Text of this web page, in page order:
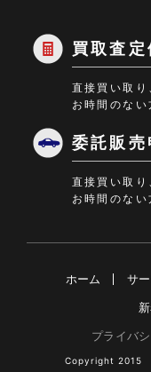
買取査定
直接買い取り
お時間のな
委託販売
直接買い取り
お時間のな
ホーム サ
プライバ
Copyright 2015